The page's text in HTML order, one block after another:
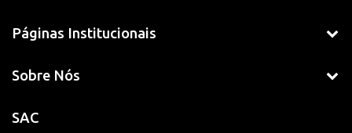
Páginas Institucionais
Sobre Nós
SAC